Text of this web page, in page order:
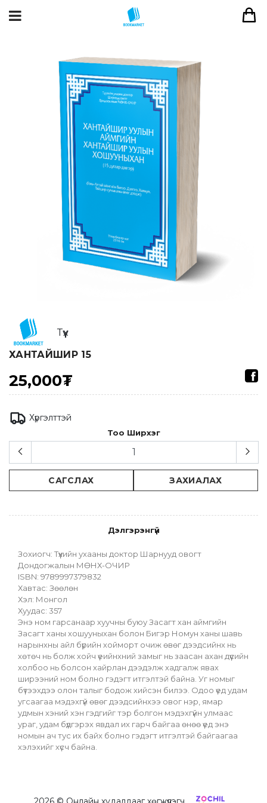
Түүх
ХАНТАЙШИР 15
25,000₮
Хүргэлттэй
Тоо Ширхэг
САГСЛАХ ЗАХИАЛАХ
Дэлгэрэнгүй
Зохиогч: Түүхийн ухааны доктор Шарнууд овогт
Дондогжалын МӨНХ-ОЧИР
ISBN: 9789997379832
Хавтас: Зөөлөн
Хэл: Монгол
Хуудас: 357
Энэ ном гарсанаар хуучны буюу Засагт хан аймгийн
Засагт ханы хошууныхан болон Бигэр Номун ханы шавь
нарынхны айл бүрийн хойморт очиж өвөг дээдсийнх нь
хөтөч нь болж хойч үеийнхний замыг нь заасан ахан дүүсийн
холбоо нь болсон хайрлан дээдэлж хадгалж явах
ширээний ном болно гэдэгт итгэлтэй байна. Уг номыг
бүтээхдээ олон талыг бодож хийсэн билээ. Одоо үед удам
угсаагаа мэдэхгүй өвөг дээдсийнхээ овог нэр, ямар
удмын хэний хэн гэдгийг тэр болгон мэдэхгүйн улмаас
ураг, удам бүдгэрэх явдал их гарч байгаа өнөө үед энэ
номын ач тус их байх болно гэдэгт итгэлтэй байгаагаа
хэлэхийг хүсч байна.